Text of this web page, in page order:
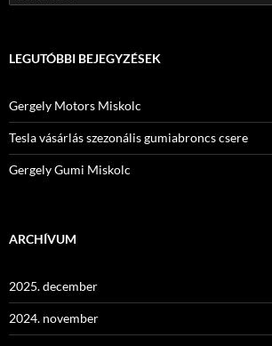
LEGUTÓBBI BEJEGYZÉSEK
Gergely Motors Miskolc
Tesla vásárlás szezonális gumiabroncs csere
Gergely Gumi Miskolc
ARCHÍVUM
2025. december
2024. november